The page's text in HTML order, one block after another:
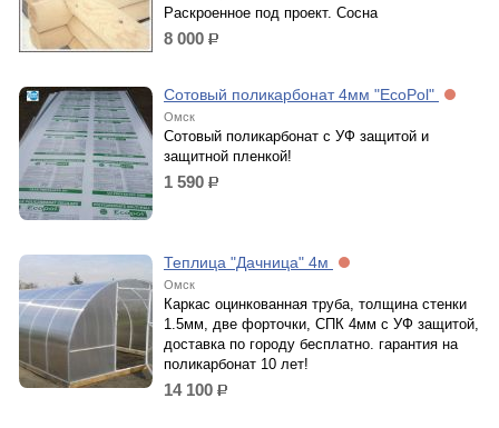
Раскроенное под проект. Сосна
8 000 р.
Сотовый поликарбонат 4мм "EcoPol"
Омск
Сотовый поликарбонат с УФ защитой и
защитной пленкой!
1 590 р.
Теплица "Дачница" 4м
Омск
Каркас оцинкованная труба, толщина стенки
1.5мм, две форточки, СПК 4мм с УФ защитой,
доставка по городу бесплатно. гарантия на
поликарбонат 10 лет!
14 100 р.